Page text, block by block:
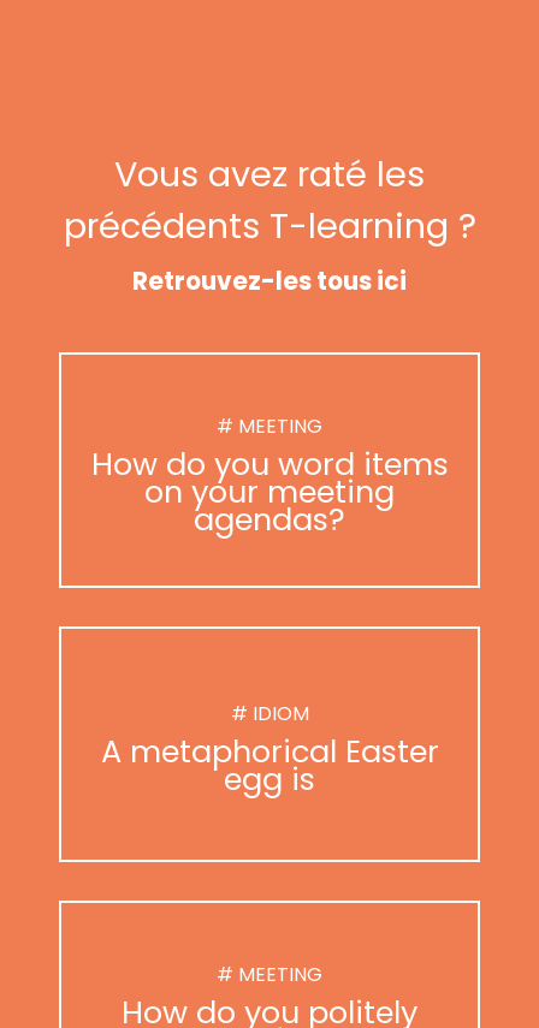
Vous avez raté les
précédents T-learning ?
Retrouvez-les tous ici
# MEETING
How do you word items
on your meeting
agendas?
# IDIOM
A metaphorical Easter
egg is
# MEETING
How do you politely